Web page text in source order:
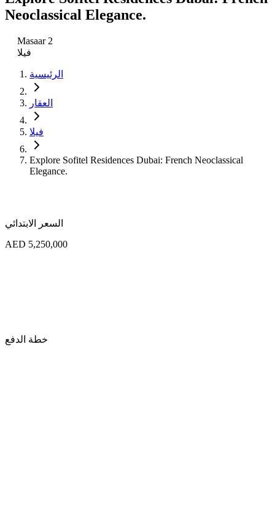
Neoclassical Elegance.
Masaar 2
فيلا
الرئيسية
العقار
فيلا
Explore Sofitel Residences Dubai: French Neoclassical
Elegance.
السعر الابتدائي
AED 5,250,000
خطة الدفع